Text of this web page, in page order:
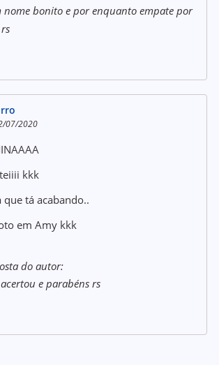
nome bonito e por enquanto empate por
07/2020
kkk
que tá acabando..
em Amy kkk
do autor:
e parabéns rs